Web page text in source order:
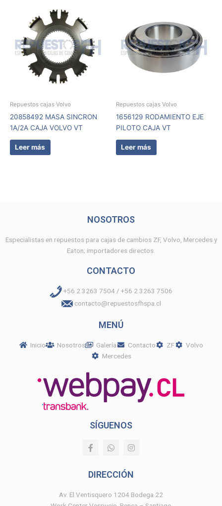
Repuestos cajas Volvo
20858492 MASA SINCRON
1A/2A CAJA VOLVO VT
Leer más
Repuestos cajas Volvo
1656129 RODAMIENTO EJE
PILOTO CAJA VT
Leer más
NOSOTROS
Especialistas en repuestos para cajas de cambios ZF, Volvo, Mercedes y
Eaton; importadores directos.
CONTACTO
+56 2 3263 7504 / +56 2 3263 7506
contacto@repuestosfhspa.cl
MENÚ
Inicio Nosotros Galería Contacto ZF
Volvo
Mercedes
SÍGUENOS
F
a
b
o
k
W
h
s
p
p
I
n
a
r
a
DIRECCIÓN
Av. El Ventisquero 1204 Bodega 22